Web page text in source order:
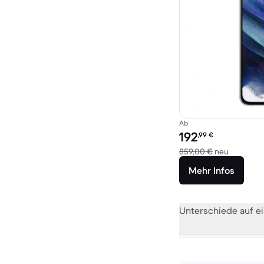
Ab
Preis des erneuerten
192,99 €
859,00 € neu
Mehr Infos
Unterschiede auf